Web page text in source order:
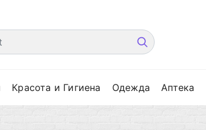
Красота и Гигиена Одежда Аптека